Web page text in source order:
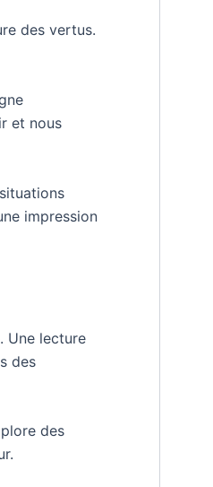
des vertus.
et nous
impression
Une lecture
des
des